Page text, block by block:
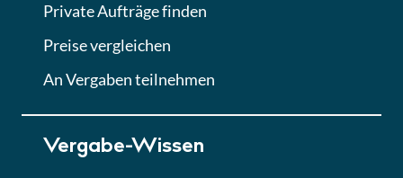
Lektion 6
Abgabe von Angeboten
Lektion
Lektion 7
Finales Quiz
Private Aufträge finden
Preise vergleichen
An Vergaben teilnehmen
Vergabe-Wissen